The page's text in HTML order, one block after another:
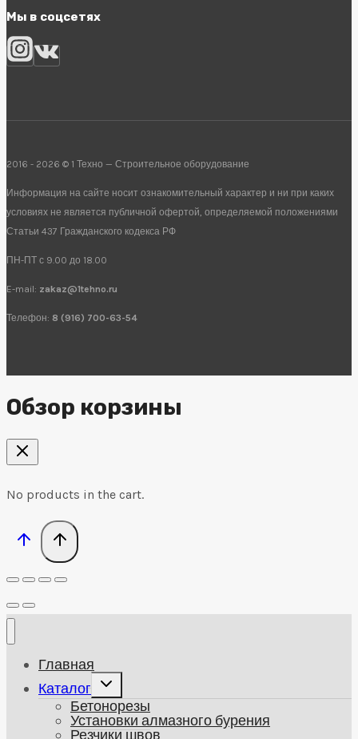
Мы в соцсетях
2016 - 2026 © 1 Техно — Строительное оборудование
Информация на сайте носит ознакомительный характер и ни при каких
условиях не является публичной офертой, определяемой положениями
Статьи 437 Гражданского кодекса РФ
ПН-ПТ с 9.00 до 18.00
E-mail: zakaz@1tehno.ru
Телефон: 8 (916) 700-63-54
Обзор корзины
No products in the cart.
Главная
Каталог
Развернуть
дочернее
меню
Бетонорезы
Установки алмазного бурения
Резчики швов